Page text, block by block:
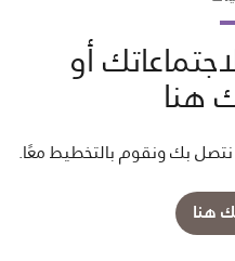
أو
هنا
نتصل بك ونقوم بالتخطيط معًا.
هنا